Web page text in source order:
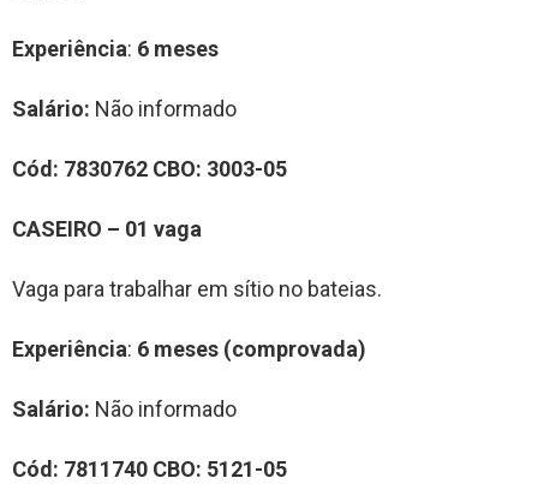
Experiência: 6 meses
Salário: Não informado
Cód: 7830762 CBO: 3003-05
CASEIRO – 01 vaga
Vaga para trabalhar em sítio no bateias.
Experiência: 6 meses (comprovada)
Salário: Não informado
Cód: 7811740 CBO: 5121-05